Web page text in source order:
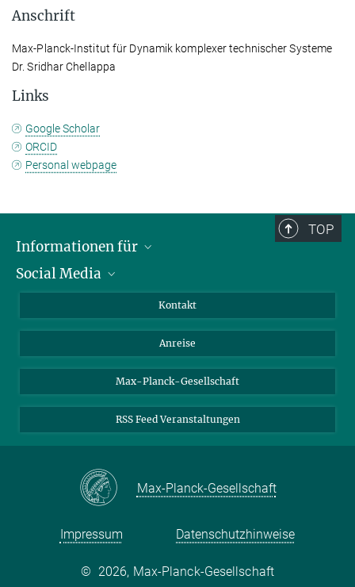
Anschrift
Max-Planck-Institut für Dynamik komplexer technischer Systeme
Dr. Sridhar Chellappa
Links
Google Scholar
ORCID
Personal webpage
TOP
Informationen für
Wissenschaftlerinnen und Wissenschaftler
Bewerberinnen und Bewerber
Schülerinnen und Schüler
Social Media
Mastodon
Kontakt
Anreise
Max-Planck-Gesellschaft
RSS Feed Veranstaltungen
Max-Planck-Gesellschaft
Impressum Datenschutzhinweise
© 2026, Max-Planck-Gesellschaft